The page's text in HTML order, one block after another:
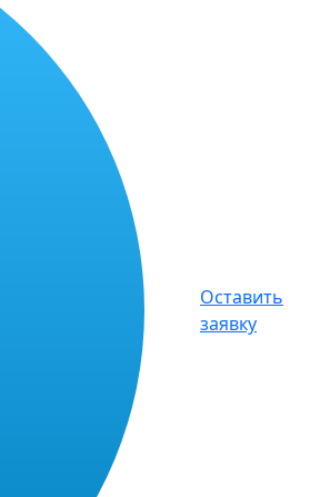
Оставить
заявку